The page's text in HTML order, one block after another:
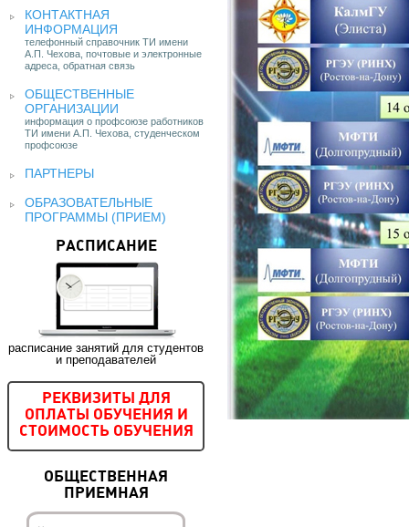
КОНТАКТНАЯ
ИНФОРМАЦИЯ
телефонный справочник ТИ имени
А.П. Чехова, почтовые и электронные
адреса, обратная связь
ОБЩЕСТВЕННЫЕ
ОРГАНИЗАЦИИ
информация о профсоюзе работников
ТИ имени А.П. Чехова, студенческом
профсоюзе
ПАРТНЕРЫ
ОБРАЗОВАТЕЛЬНЫЕ
ПРОГРАММЫ (ПРИЕМ)
РАСПИСАНИЕ
расписание занятий для студентов
и преподавателей
РЕКВИЗИТЫ ДЛЯ
ОПЛАТЫ ОБУЧЕНИЯ И
СТОИМОСТЬ ОБУЧЕНИЯ
ОБЩЕСТВЕННАЯ
ПРИЕМНАЯ